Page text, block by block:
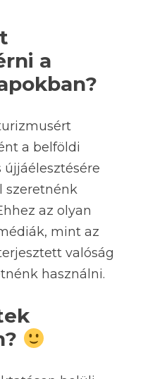
a
a belföldi
szeretnénk
az olyan
mint az
valóság
használni.